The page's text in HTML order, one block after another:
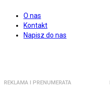
O nas
Kontakt
Napisz do nas
REKLAMA I PRENUMERATA